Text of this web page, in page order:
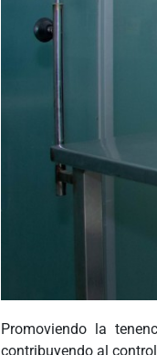
Promoviendo la
contribuyendo al